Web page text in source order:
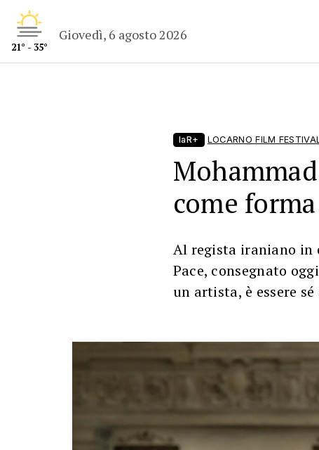
21° - 35°
Giovedì, 6 agosto 2026
laR+ LOCARNO FILM
come
Al regista iraniano in
Pace, consegnato
un artista, è essere sé